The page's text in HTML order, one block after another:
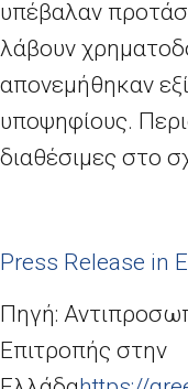
υπέβαλαν
λάβουν
απονεμήθηκαν
υποψηφίους.
διαθέσιμες στο
Press Release in
Πηγή:
Επιτροπής στην